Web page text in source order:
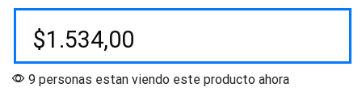
$1.534,00
9 personas estan viendo este producto ahora